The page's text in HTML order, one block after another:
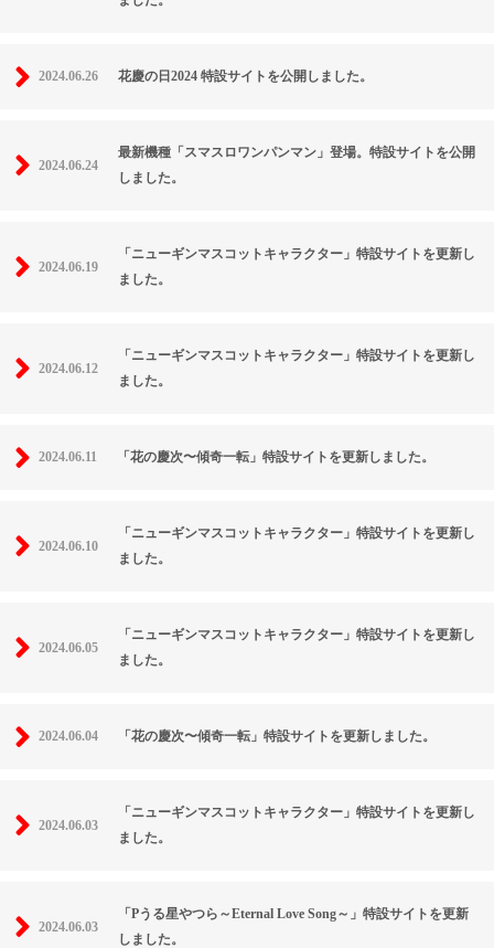
2024.06.26 花慶の日2024 特設サイトを公開しました。
2024.06.24
最新機種「スマスロワンパンマン」登場。特設サイトを公開
しました。
2024.06.19
「ニューギンマスコットキャラクター」特設サイトを更新し
ました。
2024.06.12
「ニューギンマスコットキャラクター」特設サイトを更新し
ました。
2024.06.11 「花の慶次〜傾奇一転」特設サイトを更新しました。
2024.06.10
「ニューギンマスコットキャラクター」特設サイトを更新し
ました。
2024.06.05
「ニューギンマスコットキャラクター」特設サイトを更新し
ました。
2024.06.04 「花の慶次〜傾奇一転」特設サイトを更新しました。
2024.06.03
「ニューギンマスコットキャラクター」特設サイトを更新し
ました。
2024.06.03
「Pうる星やつら～Eternal Love Song～」特設サイトを更新
しました。